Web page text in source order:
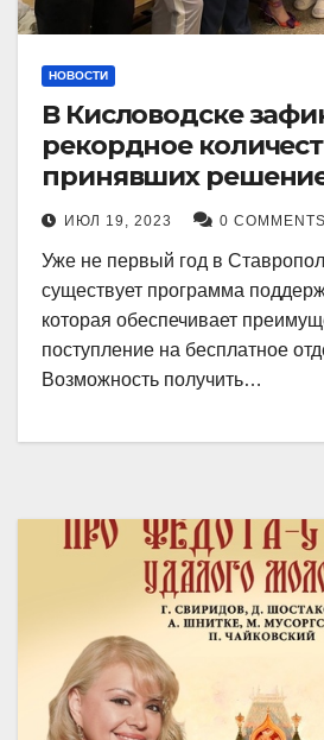
НОВОСТИ
В Кисловодске
рекордное
принявших
воспользоваться
установленными
целью поступления
медицинский вуз в
ИЮЛ 19, 2023 0 COMMENTS
Уже не первый год в
существует программа
которая обеспечивает
поступление на бесплатное
Возможность получить…